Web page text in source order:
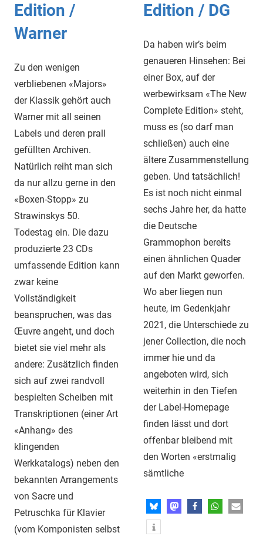
Edition /
Warner
Zu den wenigen
verbliebenen «Majors»
der Klassik gehört auch
Warner mit all seinen
Labels und deren prall
gefüllten Archiven.
Natürlich reiht man sich
da nur allzu gerne in den
«Boxen-Stopp» zu
Strawinskys 50.
Todestag ein. Die dazu
produzierte 23 CDs
umfassende Edition kann
zwar keine
Vollständigkeit
beanspruchen, was das
Œuvre angeht, und doch
bietet sie viel mehr als
andere: Zusätzlich finden
sich auf zwei randvoll
bespielten Scheiben mit
Transkriptionen (einer Art
«Anhang» des
klingenden
Werkkatalogs) neben den
bekannten Arrangements
von Sacre und
Petruschka für Klavier
(vom Komponisten selbst
Edition / DG
Da haben wir’s beim
genaueren Hinsehen: Bei
einer Box, auf der
werbewirksam «The New
Complete Edition» steht,
muss es (so darf man
schließen) auch eine
ältere Zusammenstellung
geben. Und tatsächlich!
Es ist noch nicht einmal
sechs Jahre her, da hatte
die Deutsche
Grammophon bereits
einen ähnlichen Quader
auf den Markt geworfen.
Wo aber liegen nun
heute, im Gedenkjahr
2021, die Unterschiede zu
jener Collection, die noch
immer hie und da
angeboten wird, sich
weiterhin in den Tiefen
der Label-Homepage
finden lässt und dort
offenbar bleibend mit
den Worten «erstmalig
sämtliche